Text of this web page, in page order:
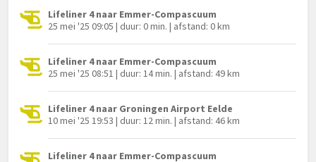
Lifeliner 4 naar Emmer-Compascuum
25 mei '25 09:05 | duur: 0 min. | afstand: 0 km
Lifeliner 4 naar Emmer-Compascuum
25 mei '25 08:51 | duur: 14 min. | afstand: 49 km
Lifeliner 4 naar Groningen Airport Eelde
10 mei '25 19:53 | duur: 12 min. | afstand: 46 km
Lifeliner 4 naar Emmer-Compascuum